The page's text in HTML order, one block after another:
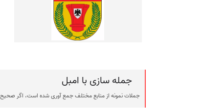
جمله سازی با امبل
جملات نمونه از منابع مختلف جمع آوری شده است، اگر